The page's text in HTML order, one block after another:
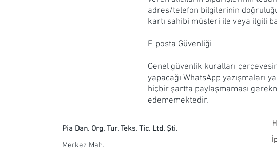
adres/telefon bilgilerinin
kartı sahibi müşteri ile veya ilgili
E-posta Güvenliği
Genel güvenlik kuralları
yapacağı WhatsApp yazışmaları
hiçbir şartta paylaşmaması
edememektedir.
Pia Dan. Org. Tur. Teks. Tic. Ltd. Şti.
Merkez Mah.